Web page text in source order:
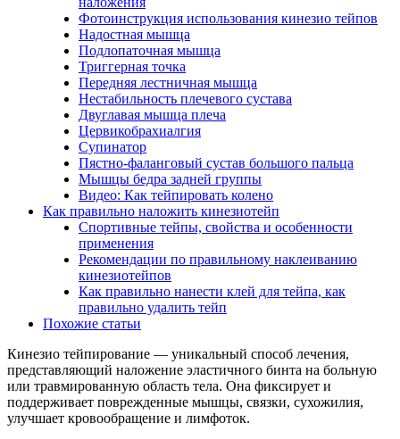
Фотоинструкция использования кинезио тейпов
Надостная мышца
Подлопаточная мышца
Триггерная точка
Передняя лестничная мышца
Нестабильность плечевого сустава
Двуглавая мышца плеча
Цервикобрахиалгия
Супинатор
Пястно-фаланговый сустав большого пальца
Мышцы бедра задней группы
Видео: Как тейпировать колено
Как правильно наложить кинезиотейп
Спортивные тейпы, свойства и особенности
применения
Рекомендации по правильному наклеиванию
кинезиотейпов
Как правильно нанести клей для тейпа, как
правильно удалить тейп
Похожие статьи
Кинезио тейпирование — уникальный способ лечения,
представляющий наложение эластичного бинта на больную
или травмированную область тела. Она фиксирует и
поддерживает поврежденные мышцы, связки, сухожилия,
улучшает кровообращение и лимфоток.